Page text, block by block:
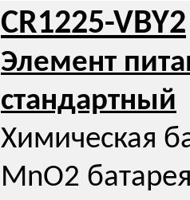
CR1225-VBY2
Элемент
стандартный
Химическая
MnO2